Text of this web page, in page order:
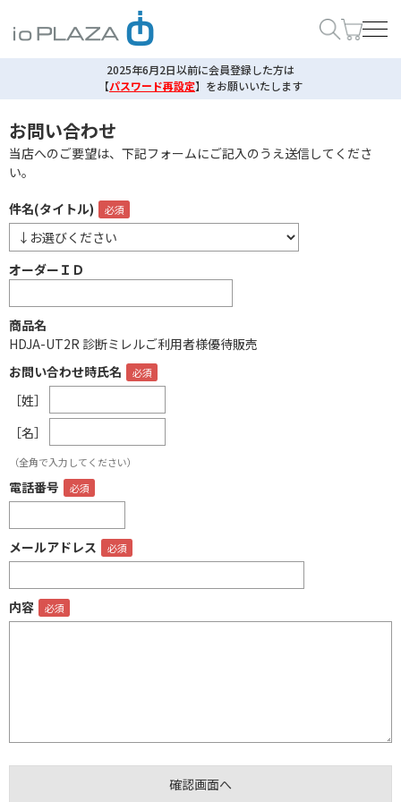
2025年6月2日以前に会員登録した方は
【パスワード再設定】 をお願いいたします
お問い合わせ
当店へのご要望は、下記フォームにご記入のうえ送信してくださ
い。
件名(タイトル)
オーダーＩＤ
商品名
HDJA-UT2R 診断ミレルご利用者様優待販売
お問い合わせ時氏名
［姓］
［名］
（全角で入力してください）
電話番号
メールアドレス
内容